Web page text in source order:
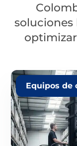
soluciones
Equipos de